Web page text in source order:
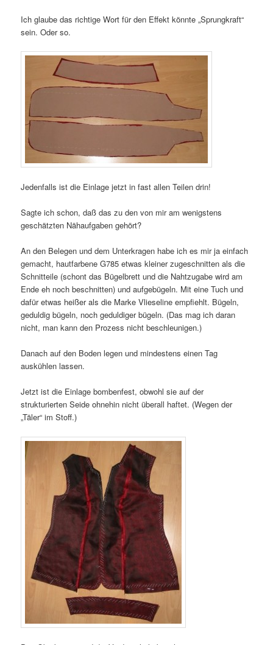
Ich glaube das richtige Wort für den Effekt könnte „Sprungkraft“
sein. Oder so.
Jedenfalls ist die Einlage jetzt in fast allen Teilen drin!
Sagte ich schon, daß das zu den von mir am wenigstens
geschätzten Nähaufgaben gehört?
An den Belegen und dem Unterkragen habe ich es mir ja einfach
gemacht, hautfarbene G785 etwas kleiner zugeschnitten als die
Schnitteile (schont das Bügelbrett und die Nahtzugabe wird am
Ende eh noch beschnitten) und aufgebügeln. Mit eine Tuch und
dafür etwas heißer als die Marke Vlieseline empfiehlt. Bügeln,
geduldig bügeln, noch geduldiger bügeln. (Das mag ich daran
nicht, man kann den Prozess nicht beschleunigen.)
Danach auf den Boden legen und mindestens einen Tag
auskühlen lassen.
Jetzt ist die Einlage bombenfest, obwohl sie auf der
strukturierten Seide ohnehin nicht überall haftet. (Wegen der
„Täler“ im Stoff.)